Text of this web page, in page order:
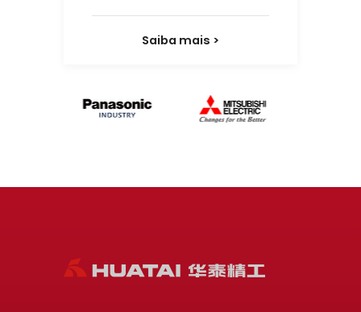
Saiba mais >